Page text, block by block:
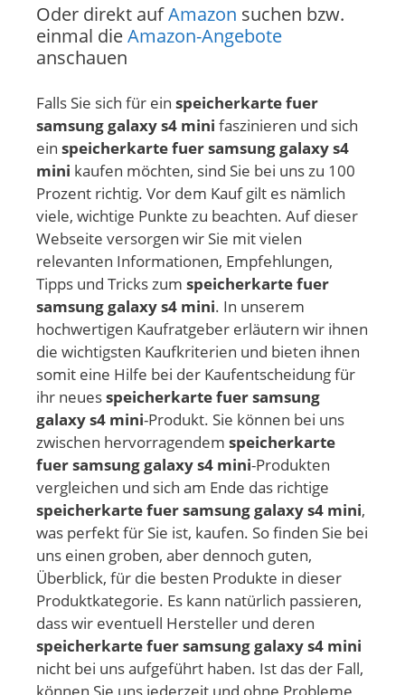
Oder direkt aufAmazon suchen bzw.
einmal dieAmazon-Angebote
anschauen
Falls Sie sich für ein speicherkarte fuer
samsung galaxy s4 mini faszinieren und sich
ein speicherkarte fuer samsung galaxy s4
mini kaufen möchten, sind Sie bei uns zu 100
Prozent richtig. Vor dem Kauf gilt es nämlich
viele, wichtige Punkte zu beachten. Auf dieser
Webseite versorgen wir Sie mit vielen
relevanten Informationen, Empfehlungen,
Tipps und Tricks zum speicherkarte fuer
samsung galaxy s4 mini. In unserem
hochwertigen Kaufratgeber erläutern wir ihnen
die wichtigsten Kaufkriterien und bieten ihnen
somit eine Hilfe bei der Kaufentscheidung für
ihr neuesspeicherkarte fuer samsung
galaxy s4 mini-Produkt. Sie können bei uns
zwischen hervorragendem speicherkarte
fuer samsung galaxy s4 mini-Produkten
vergleichen und sich am Ende das richtige
speicherkarte fuer samsung galaxy s4 mini,
was perfekt für Sie ist, kaufen. So finden Sie bei
uns einen groben, aber dennoch guten,
Überblick, für die besten Produkte in dieser
Produktkategorie. Es kann natürlich passieren,
dass wir eventuell Hersteller und deren
speicherkarte fuer samsung galaxy s4 mini
nicht bei uns aufgeführt haben. Ist das der Fall,